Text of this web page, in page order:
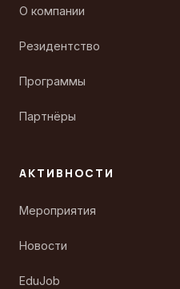
О компании
Резидентство
Программы
Партнёры
АКТИВНОСТИ
Мероприятия
Новости
EduJob